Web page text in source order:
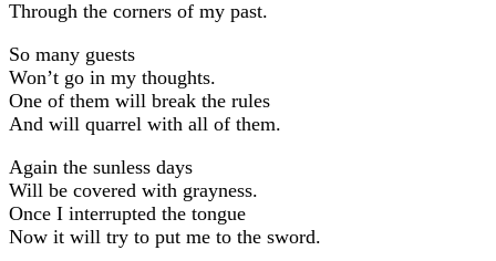
Through the corners of my past.
So many guests
Won’t go in my thoughts.
One of them will break the rules
And will quarrel with all of them.
Again the sunless days
Will be covered with grayness.
Once I interrupted the tongue
Now it will try to put me to the sword.